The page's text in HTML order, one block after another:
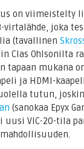
on viimeistelty
virtalähde, joka
(tavallinen
Clas Ohlsonilta
tapaan mukana
ja HDMI-kaapeli.
tutun,
(sanokaa Epyx
uusi VIC-20-tila